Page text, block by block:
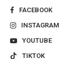
FACEBOOK
INSTAGRAM
YOUTUBE
TIKTOK